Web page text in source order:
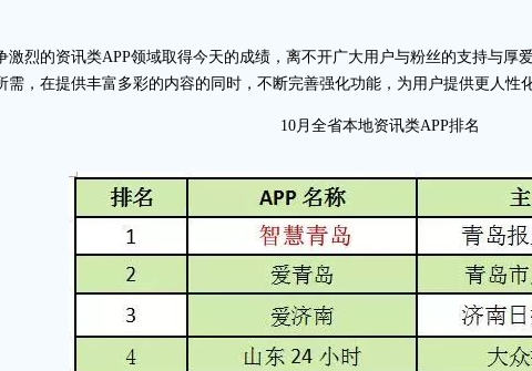
激烈的资讯类APP领域取得今天的成绩，离不开广大用户与粉丝的支持与厚
需，在提供丰富多彩的内容的同时，不断完善强化功能，为用户提供更人性
10月全省本地资讯类APP排名